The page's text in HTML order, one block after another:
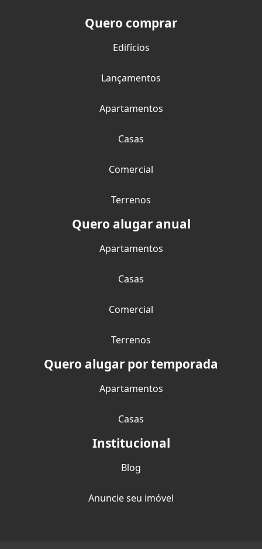
Quero comprar
Edifícios
Lançamentos
Apartamentos
Casas
Comercial
Terrenos
Quero alugar anual
Apartamentos
Casas
Comercial
Terrenos
Quero alugar por temporada
Apartamentos
Casas
Institucional
Blog
Anuncie seu imóvel